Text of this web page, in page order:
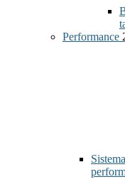
Performance